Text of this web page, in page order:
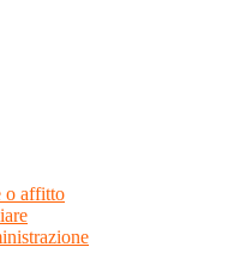
o affitto